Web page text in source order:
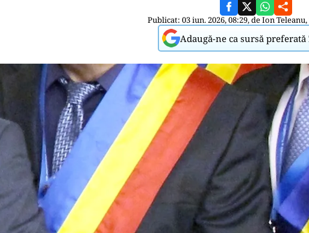
Publicat: 03 iun. 2026, 08:29, deIon Teleanu
Adaugă-ne ca sursă